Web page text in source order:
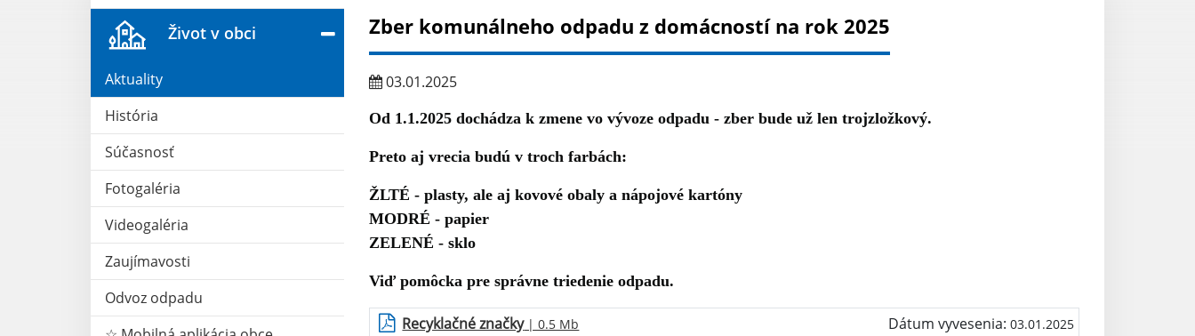
Život v obci
Aktuality
História
Súčasnosť
Fotogaléria
Videogaléria
Zaujímavosti
Odvoz odpadu
Zber komunálneho odpadu z domácností na rok 2025
03.01.2025
Od 1.1.2025 dochádza k zmene vo vývoze odpadu - zber bude už len trojzložkový.
Preto aj vrecia budú v troch farbách:
ŽLTÉ - plasty, ale aj kovové obaly a nápojové kartóny
MODRÉ - papier
ZELENÉ - sklo
Viď pomôcka pre správne triedenie odpadu.
Recyklačné značky| 0.5 Mb Dátum vyvesenia: 03.01.2025